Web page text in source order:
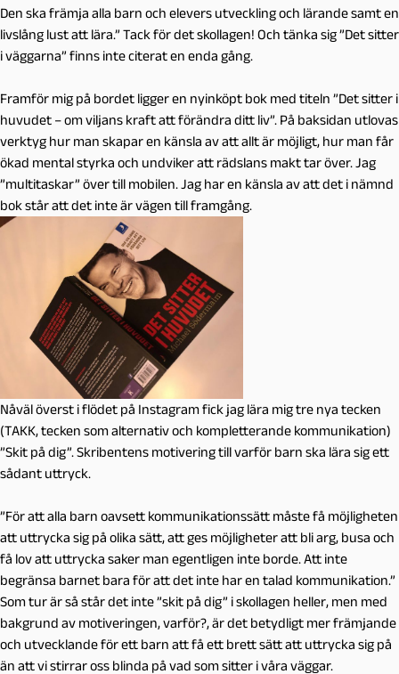
Den ska främja alla barn och elevers utveckling och lärande samt en
livslång lust att lära.” Tack för det skollagen! Och tänka sig ”Det sitter
i väggarna” finns inte citerat en enda gång.
Framför mig på bordet ligger en nyinköpt bok med titeln ”Det sitter i
huvudet – om viljans kraft att förändra ditt liv”. På baksidan utlovas
verktyg hur man skapar en känsla av att allt är möjligt, hur man får
ökad mental styrka och undviker att rädslans makt tar över. Jag
”multitaskar” över till mobilen. Jag har en känsla av att det i nämnd
bok står att det inte är vägen till framgång.
Nåväl överst i flödet på Instagram fick jag lära mig tre nya tecken
(TAKK, tecken som alternativ och kompletterande kommunikation)
”Skit på dig”. Skribentens motivering till varför barn ska lära sig ett
sådant uttryck.
”För att alla barn oavsett kommunikationssätt måste få möjligheten
att uttrycka sig på olika sätt, att ges möjligheter att bli arg, busa och
få lov att uttrycka saker man egentligen inte borde. Att inte
begränsa barnet bara för att det inte har en talad kommunikation.”
Som tur är så står det inte ”skit på dig” i skollagen heller, men med
bakgrund av motiveringen, varför?, är det betydligt mer främjande
och utvecklande för ett barn att få ett brett sätt att uttrycka sig på
än att vi stirrar oss blinda på vad som sitter i våra väggar.